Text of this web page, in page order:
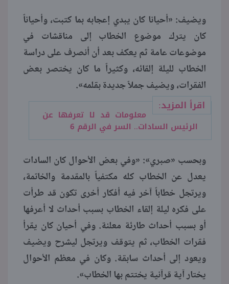
ويضيف: «أحيانا كان يبدي إعجابه بما كتبت، وأحياناً
كان يترك موضوع الخطاب إلى مناقشات في
موضوعات عامة ثم يعكف بعد أن أنصرف على دراسة
الخطاب لليلة إلقائه، وكثيراً ما كان يختصر بعض
الفقرات، ويضيف جملاً جديدة بقلمه».
اقرأ المزيد:
معلومات قد لا تعرفها عن
الرئيس السادات.. السر في الرقم 6
وبحسب «صبري»: «وفي بعض الأحوال كان السادات
يعدل عن الخطاب كله مكتفياً بالمقدمة والخاتمة،
ويرتجل خطاباً آخر فيه أفكار أخرى تكون قد طرأت
على فكره ليلة إلقاء الخطاب بسبب أحداث لا أعرفها
أو بسبب أحداث طارئة معلنة. وفي أحيان كان يقرأ
فقرات الخطاب، ثم يتوقف ويرتجل ليشرح ويضيف
ويعود إلى أحداث سابقة. وكان في معظم الأحوال
يختار آية قرآنية يختتم بها الخطاب».